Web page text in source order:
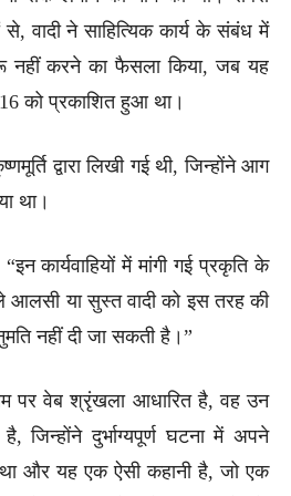
वादी ने साहित्यिक कार्य के संबंध में
शुरू नहीं करने का फैसला किया, जब यह
को प्रकाशित हुआ था।
द्वारा लिखी गई थी, जिन्होंने आग
था।
कार्यवाहियों में मांगी गई प्रकृति के
आलसी या सुस्त वादी को इस तरह की
नहीं दी जा सकती है।”
पर वेब श्रृंखला आधारित है, वह उन
है, जिन्होंने दुर्भाग्यपूर्ण घटना में अपने
था और यह एक ऐसी कहानी है, जो एक